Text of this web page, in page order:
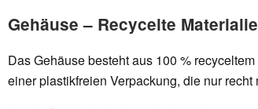
Gehäuse – Recycelte
Das Gehäuse besteht aus 100 %
einer plastikfreien Verpackung, die nur